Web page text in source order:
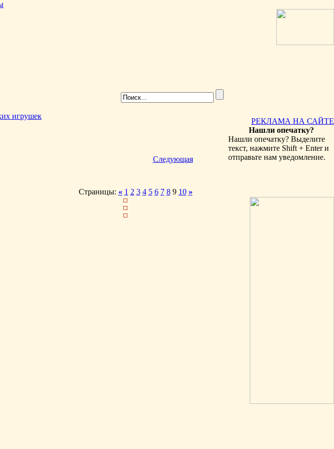
Следующая
Страницы: « 1 2 3 4 5 6 7 89 10 »
РЕКЛАМА НА САЙТЕ
Нашли опечатку?
Нашли опечатку? Выделите
текст, нажмите Shift + Enter и
отправьте нам уведомление.